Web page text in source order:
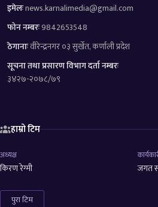
इमेलःnews.karnalimedia@gmail.com
फोन नम्बरः9842653548
ठेगानाःवीरेन्द्रनगर ०३ सुर्खेत, कर्णाली प्रदेश
सूचना तथा प्रसारण विभाग दर्ता नम्बरः
३४२७-२०७८/७९
हाम्रो टिम
अध्यक्ष
किरण रेग्मी जगत
पुरा टिम